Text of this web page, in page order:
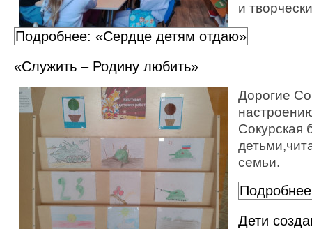
и
Подробнее: «Сердце детям отдаю»
«Служить – Родину любить»
Дорогие
Сокурская
семьи.
Дети